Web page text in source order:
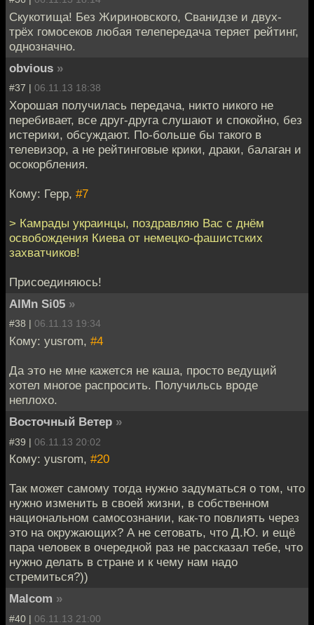
Скукотища! Без Жириновского, Сванидзе и двух-
трёх гомосеков любая телепередача теряет рейтинг,
однозначно.
obvious »
#37 | 06.11.13 18:38
Хорошая получилась передача, никто никого не
перебивает, все друг-друга слушают и спокойно, без
истерики, обсуждают. По-больше бы такого в
телевизор, а не рейтинговые крики, драки, балаган и
осокорбления.
Кому: Герр, #7
> Камрады украинцы, поздравляю Вас с днём
освобождения Киева от немецко-фашистских
захватчиков!
Присоединяюсь!
AlMn Si05 »
#38 | 06.11.13 19:34
Кому: yusrom, #4
Да это не мне кажется не каша, просто ведущий
хотел многое распросить. Получильсь вроде
неплохо.
Восточный Ветер »
#39 | 06.11.13 20:02
Кому: yusrom, #20
Так может самому тогда нужно задуматься о том, что
нужно изменить в своей жизни, в собственном
национальном самосознании, как-то повлиять через
это на окружающих? А не сетовать, что Д.Ю. и ещё
пара человек в очередной раз не рассказал тебе, что
нужно делать в стране и к чему нам надо
стремиться?))
Malcom »
#40 | 06.11.13 21:00